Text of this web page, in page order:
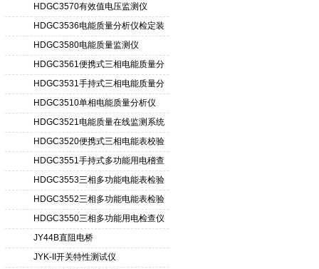
HDGC3570有效值电压监测仪
HDGC3536电能质量分析仪检定装
置
HDGC3580电能质量监测仪
HDGC3561便携式三相电能质量分
析仪
HDGC3531手持式三相电能质量分
析仪
HDGC3510单相电能质量分析仪
HDGC3521电能质量在线监测系统
HDGC3520便携式三相电能表校验
仪
HDGC3551手持式多功能用电稽查
仪
HDGC3553三相多功能电能表检验
装置
HDGC3552三相多功能电能表检验
装置
HDGC3550三相多功能用电检查仪
JY44B直阻电桥
JYK-II开关特性测试仪